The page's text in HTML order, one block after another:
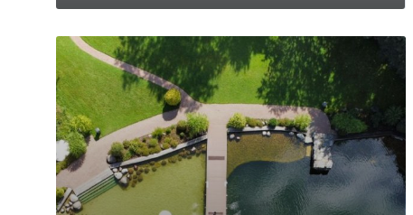
Mehr
erfahren